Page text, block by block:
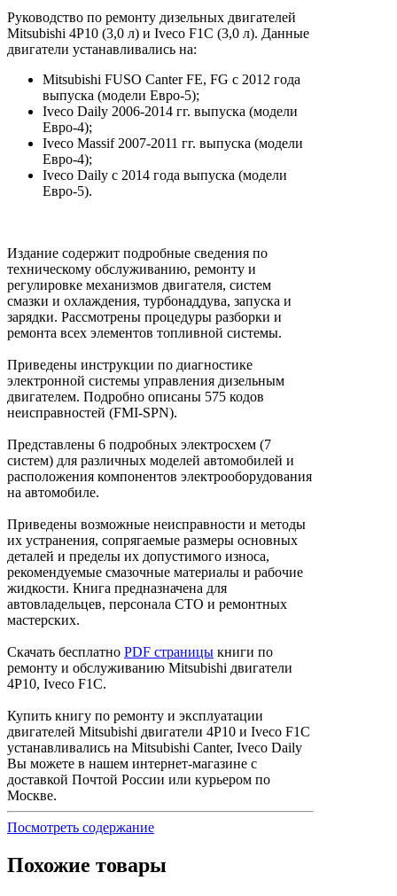
Руководство по ремонту дизельных двигателей
Mitsubishi 4P10 (3,0 л) и Iveco F1C (3,0 л). Данные
двигатели устанавливались на:
Mitsubishi FUSO Canter FE, FG c 2012 года
выпуска (модели Евро-5);
Iveco Daily 2006-2014 гг. выпуска (модели
Евро-4);
Iveco Massif 2007-2011 гг. выпуска (модели
Евро-4);
Iveco Daily с 2014 года выпуска (модели
Евро-5).
Издание содержит подробные сведения по
техническому обслуживанию, ремонту и
регулировке механизмов двигателя, систем
смазки и охлаждения, турбонаддува, запуска и
зарядки. Рассмотрены процедуры разборки и
ремонта всех элементов топливной системы.
Приведены инструкции по диагностике
электронной системы управления дизельным
двигателем. Подробно описаны 575 кодов
неисправностей (FMI-SPN).
Представлены 6 подробных электросхем (7
систем) для различных моделей автомобилей и
расположения компонентов электрооборудования
на автомобиле.
Приведены возможные неисправности и методы
их устранения, сопрягаемые размеры основных
деталей и пределы их допустимого износа,
рекомендуемые смазочные материалы и рабочие
жидкости. Книга предназначена для
автовладельцев, персонала СТО и ремонтных
мастерских.
Скачать бесплатно PDF страницы книги по
ремонту и обслуживанию Mitsubishi двигатели
4P10, Iveco F1C.
Купить книгу по ремонту и эксплуатации
двигателей Mitsubishi двигатели 4P10 и Iveco F1C
устанавливались на Mitsubishi Canter, Iveco Daily
Вы можете в нашем интернет-магазине с
доставкой Почтой России или курьером по
Москве.
Посмотреть содержание
Похожие товары